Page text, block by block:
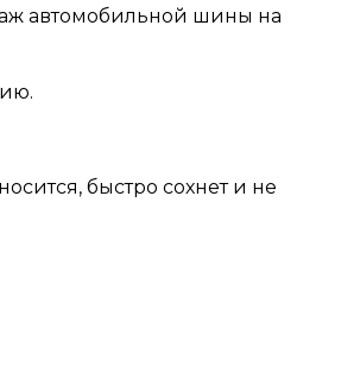
автомобильной шины на
быстро сохнет и не